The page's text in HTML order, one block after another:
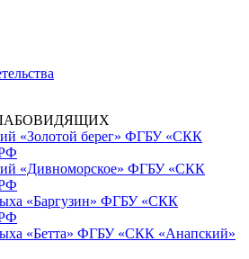
«Золотой берег» ФГБУ «СКК
«Дивноморское» ФГБУ «СКК
«Баргузин» ФГБУ «СКК
«Бетта» ФГБУ «СКК «Анапский»